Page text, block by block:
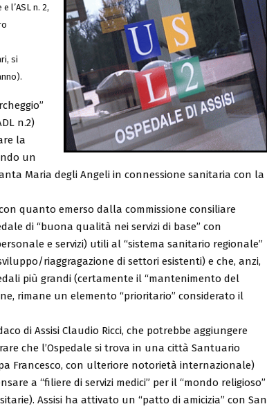
l’ASL n. 2,
si
n.2)
la
un
Maria degli Angeli in connessione sanitaria con la
quanto emerso dalla commissione consiliare
di “buona qualità nei servizi di base” con
e servizi) utili al “sistema sanitario regionale”
riaggragazione di settori esistenti) e che, anzi,
più grandi (certamente il “mantenimento del
rimane un elemento “prioritario” considerato il
di Assisi Claudio Ricci, che potrebbe aggiungere
che l’Ospedale si trova in una città Santuario
Francesco, con ulteriore notorietà internazionale)
a “filiere di servizi medici” per il “mondo religioso”
Assisi ha attivato un “patto di amicizia” con San